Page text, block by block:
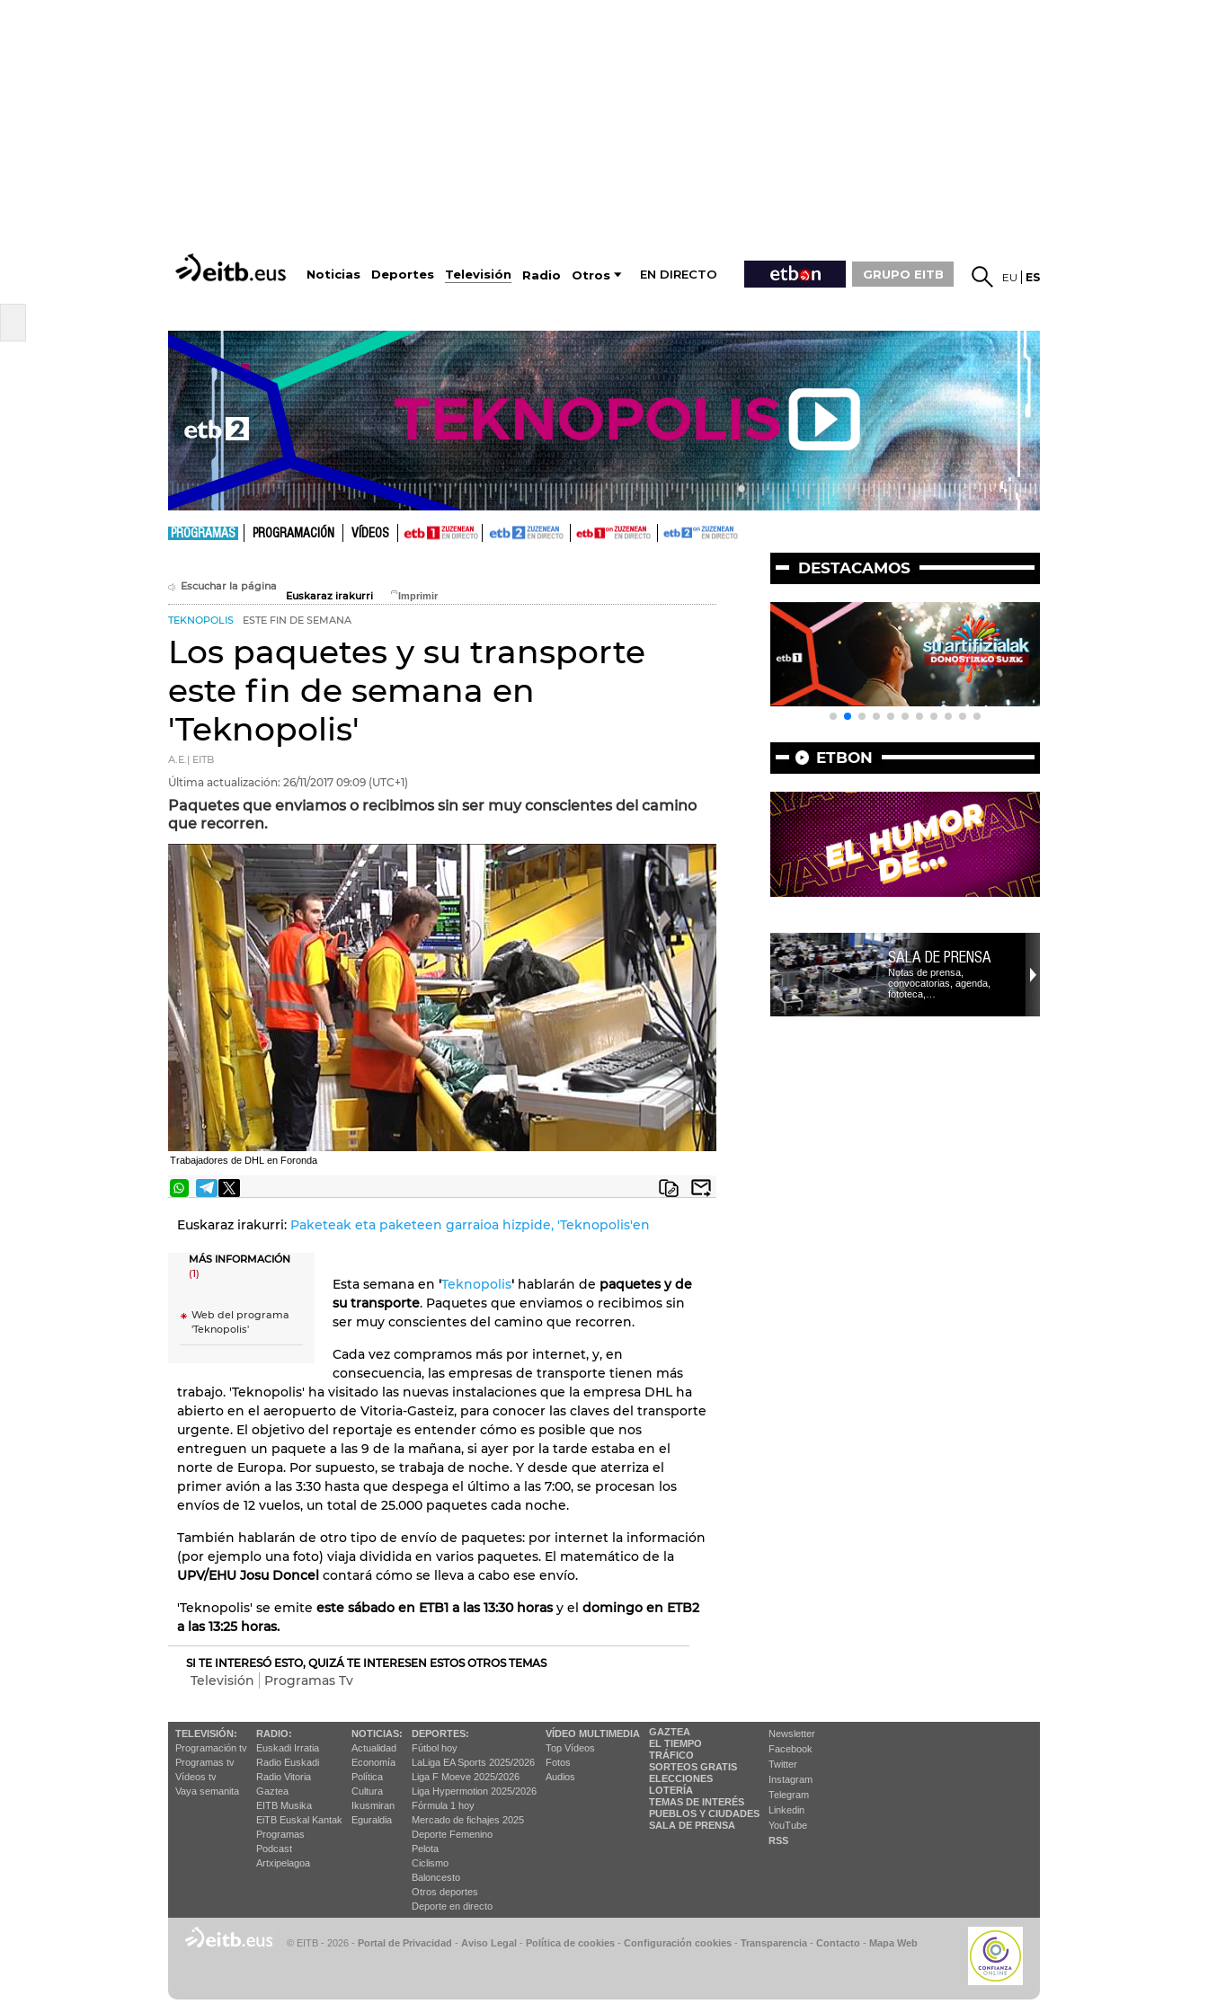
Noticias Deportes Televisión Radio Otros EN DIRECTO GRUPO EITB EU ES
PROGRAMAS PROGRAMACIÓN VÍDEOS
Escuchar la página
Euskaraz irakurri
TEKNOPOLIS ESTE FIN DE SEMANA
Los paquetes y su transporte
este fin de semana en
'Teknopolis'
A.E.| EITB
Última actualización: 26/11/2017 09:09 (UTC+1)
Paquetes que enviamos o recibimos sin ser muy conscientes del camino
que recorren.
Trabajadores de DHL en Foronda
Euskaraz irakurri: Paketeak eta paketeen garraioa hizpide, 'Teknopolis'en
MÁS INFORMACIÓN
(1)
Web del programa
'Teknopolis'
Esta semana en 'Teknopolis' hablarán de paquetes y de
su transporte. Paquetes que enviamos o recibimos sin
ser muy conscientes del camino que recorren.
Cada vez compramos más por internet, y, en
consecuencia, las empresas de transporte tienen más
trabajo. 'Teknopolis' ha visitado las nuevas instalaciones que la empresa DHL ha
abierto en el aeropuerto de Vitoria-Gasteiz, para conocer las claves del transporte
urgente. El objetivo del reportaje es entender cómo es posible que nos
entreguen un paquete a las 9 de la mañana, si ayer por la tarde estaba en el
norte de Europa. Por supuesto, se trabaja de noche. Y desde que aterriza el
primer avión a las 3:30 hasta que despega el último a las 7:00, se procesan los
envíos de 12 vuelos, un total de 25.000 paquetes cada noche.
También hablarán de otro tipo de envío de paquetes: por internet la información
(por ejemplo una foto) viaja dividida en varios paquetes. El matemático de la
UPV/EHU Josu Doncel contará cómo se lleva a cabo ese envío.
'Teknopolis' se emite este sábado en ETB1 a las 13:30 horasy el domingo en ETB2
a las 13:25 horas.
SI TE INTERESÓ ESTO, QUIZÁ TE INTERESEN ESTOS OTROS TEMAS
Televisión Programas Tv
DESTACAMOS
ETBON
SALA DE PRENSA
Notas de prensa,
convocatorias, agenda,
fototeca,…
TELEVISIÓN:
Programación tv
Programas tv
Vídeos tv
Vaya semanita
RADIO:
Euskadi Irratia
Radio Euskadi
Radio Vitoria
Gaztea
EITB Musika
EiTB Euskal Kantak
Programas
Podcast
Artxipelagoa
NOTICIAS:
Actualidad
Economía
Política
Cultura
Ikusmiran
Eguraldia
DEPORTES:
Fútbol hoy
LaLiga EA Sports 2025/2026
Liga F Moeve 2025/2026
Liga Hypermotion 2025/2026
Fórmula 1 hoy
Mercado de fichajes 2025
Deporte Femenino
Pelota
Ciclismo
Baloncesto
Otros deportes
Deporte en directo
VÍDEO MULTIMEDIA
Top Vídeos
Fotos
Audios
GAZTEA
EL TIEMPO
TRÁFICO
SORTEOS GRATIS
ELECCIONES
LOTERÍA
TEMAS DE INTERÉS
PUEBLOS Y CIUDADES
SALA DE PRENSA
Newsletter
Facebook
Twitter
Instagram
Telegram
Linkedin
YouTube
RSS
© EITB - 2026 - Portal de Privacidad - Aviso Legal - Política de cookies - Configuración cookies - Transparencia - Contacto - Mapa Web